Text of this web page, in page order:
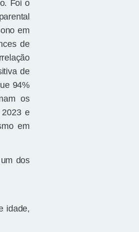
Foi o
em
de
de
94%
os
2023 e
em
dos
idade,